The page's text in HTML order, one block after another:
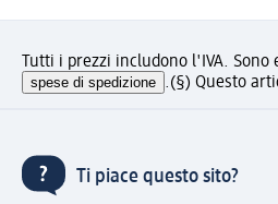
Tutti i prezzi includono l'IVA. Sono
spese di spedizione .(§) Questo
Ti piace questo sito?